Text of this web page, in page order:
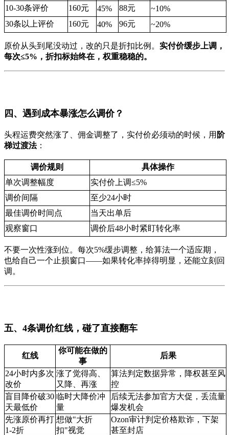
10-30条评价
160元 45% 88元
~10%
30条以上评价
160元 40% 96元 ~20%
原价从头到尾没动过，改的只是折扣比例。 实付价缓步上调，
每次≤5%，折扣标始终在，权重稳稳的。
四、遇到成本暴涨怎么调价？
头程运费突然涨了、佣金调整了，实付价必须动的时候，用 阶
梯过渡法：
调价规则
具体操作
单次调整幅度
实付价上调≤5%
调价间隔
至少24小时
最佳调价时间点
当天出单后
观察窗口
调价后48小时紧盯转化率
不要一次性涨到位。每次5%缓步调整，给算法一个适应期，
也给自己一个止损窗口——如果转化率掉得明显，还能立刻回
调。
五、4条调价红线，碰了直接翻车
红线
你可能在做的
事
后果
24小时内多次
改价
涨了觉得高、
又降、再涨
算法判定数据异常，降权甚至风
控
盲目降价破30
天最低价
临时大降价冲
量
后续无法参加官方大促，丢流量
爆发机会
先涨原价再打
1-2折
想做"大折
扣"视觉
Ozon审计判定价格欺诈，下架
甚至封店